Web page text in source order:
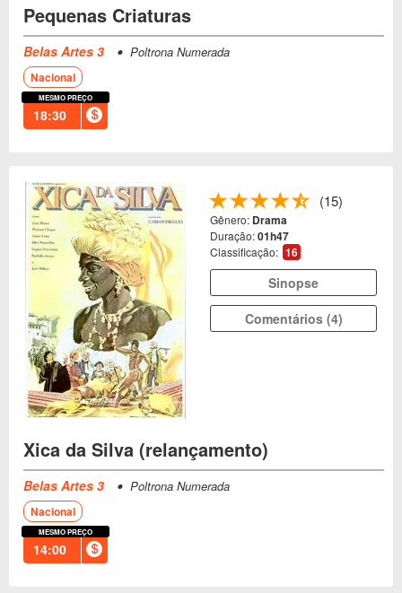
Pequenas Criaturas
Belas Artes 3 Poltrona Numerada
Nacional
18:30
MESMO PREÇO
(15)
Gênero: Drama
Duração:01h47
Classificação: 16
Sinopse
Comentários (4)
Xica da Silva (relançamento)
Belas Artes 3 Poltrona Numerada
Nacional
14:00
MESMO PREÇO